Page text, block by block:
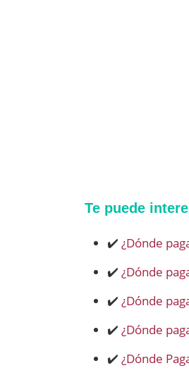
Te puede
✔️ ¿Dónde
✔️ ¿Dónde
✔️ ¿Dónde
✔️ ¿Dónde
✔️ ¿Dónde